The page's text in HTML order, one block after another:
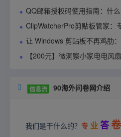
QQ邮箱授权码使用指南：什么是授
ClipWatcherPro剪贴板管家：
让 Windows 剪贴板不再鸡肋
【200元】微洞察小家电电风
信息流 90海外问卷网介绍

我们是干什么的？ 专 业答卷